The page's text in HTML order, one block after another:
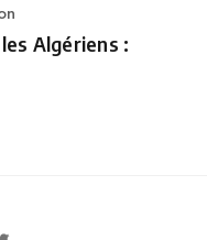
Algériens :